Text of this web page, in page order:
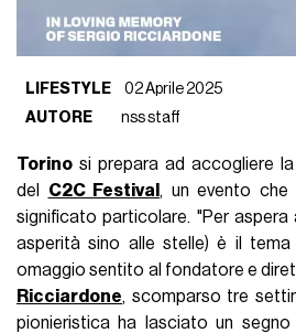
LIFESTYLE
02 Aprile 2025
AUTORE
nss staff
Torino si prepara ad accogliere
del C2C Festival , un evento che
significato particolare. "Per
asperità sino alle stelle) è il
omaggio sentito al fondatore e
Ricciardone, scomparso tre
pionieristica ha lasciato un segno